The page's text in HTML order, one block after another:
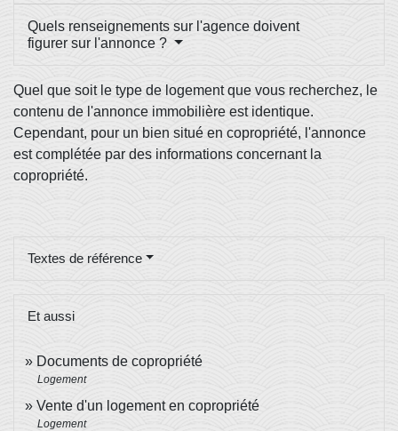
Quels renseignements sur l'agence doivent
figurer sur l'annonce ?
Quel que soit le type de logement que vous recherchez, le
contenu de l'annonce immobilière est identique.
Cependant, pour un bien situé en copropriété, l'annonce
est complétée par des informations concernant la
copropriété.
Textes de référence
Et aussi
Documents de copropriété
Logement
Vente d'un logement en copropriété
Logement